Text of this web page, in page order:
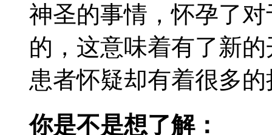
神圣的事情，怀孕了
的，这意味着有了新
患者怀疑却有着很多
你是不是想了解：